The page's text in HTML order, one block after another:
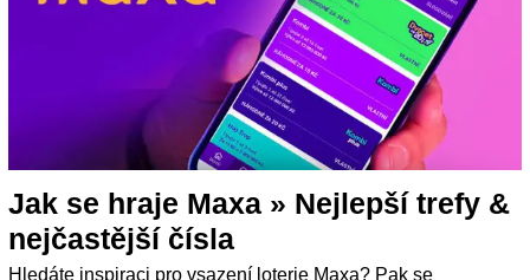
Jak se hraje Maxa » Nejlepší trefy &
nejčastější čísla
Hledáte inspiraci pro vsazení loterie Maxa? Pak se